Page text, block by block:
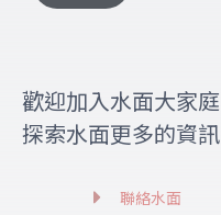
歡迎加入水面大家庭
探索水面更多的資訊
聯絡水面